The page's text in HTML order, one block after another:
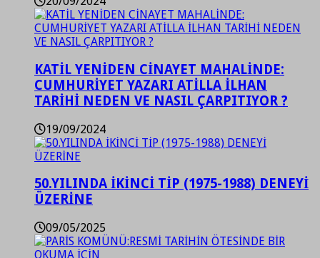
KATİL YENİDEN CİNAYET MAHALİNDE:
CUMHURİYET YAZARI ATİLLA İLHAN
TARİHİ NEDEN VE NASIL ÇARPITIYOR ?
19/09/2024
50.YILINDA İKİNCİ TİP (1975-1988) DENEYİ
ÜZERİNE
09/05/2025